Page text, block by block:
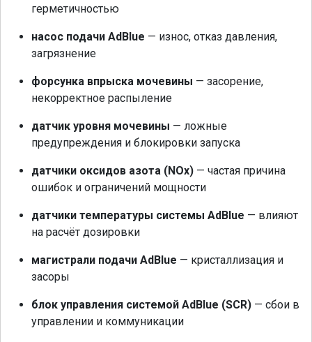
герметичностью
насос подачи AdBlue — износ, отказ давления,
загрязнение
форсунка впрыска мочевины — засорение,
некорректное распыление
датчик уровня мочевины — ложные
предупреждения и блокировки запуска
датчики оксидов азота (NOx) — частая причина
ошибок и ограничений мощности
датчики температуры системы AdBlue — влияют
на расчёт дозировки
магистрали подачи AdBlue — кристаллизация и
засоры
блок управления системой AdBlue (SCR) — сбои в
управлении и коммуникации